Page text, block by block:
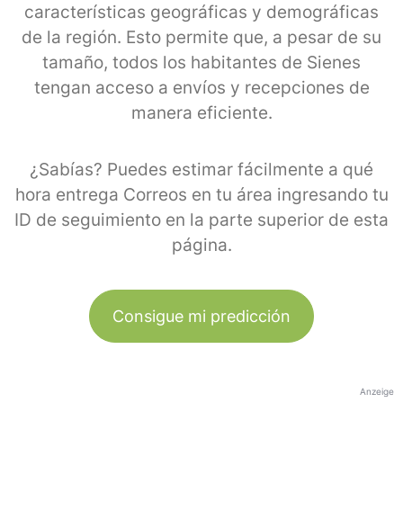
características geográficas y demográficas
de la región. Esto permite que, a pesar de su
tamaño, todos los habitantes de Sienes
tengan acceso a envíos y recepciones de
manera eficiente.
¿Sabías? Puedes estimar fácilmente a qué
hora entrega Correos en tu área ingresando tu
ID de seguimiento en la parte superior de esta
página.
Consigue mi predicción
Anzeige